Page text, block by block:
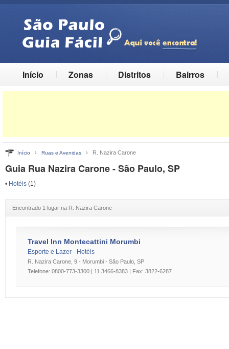
Início Zonas Distritos Bairros
Início › Ruas e Avenidas › R. Nazira Carone
Guia Rua Nazira Carone - São Paulo, SP
• Hotéis (1)
Encontrado 1 lugar na R. Nazira Carone
Travel Inn Montecattini Morumbi
Esporte e Lazer - Hotéis
R. Nazira Carone, 9 - Morumbi - São Paulo, SP
Telefone: 0800-773-3300 | 11 3466-8383 | Fax: 3822-6287